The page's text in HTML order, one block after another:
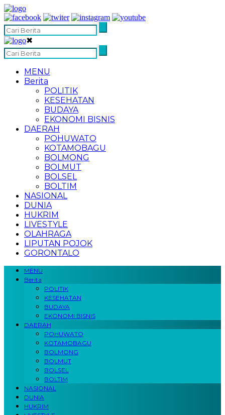
✖
MENU
Berita
POLITIK
KESEHATAN
BUDAYA
EKONOMI BISNIS
DAERAH
POHUWATO
KOTAMOBAGU
BOLMONG
BOLMUT
BOLSEL
BOLTIM
NASIONAL
DUNIA
HUKRIM
LIVESTYLE
OLAHRAGA
LIPUTAN POJOK
GORONTALO
MENU
Berita
POLITIK
KESEHATAN
BUDAYA
EKONOMI BISNIS
DAERAH
POHUWATO
KOTAMOBAGU
BOLMONG
BOLMUT
BOLSEL
BOLTIM
NASIONAL
DUNIA
HUKRIM